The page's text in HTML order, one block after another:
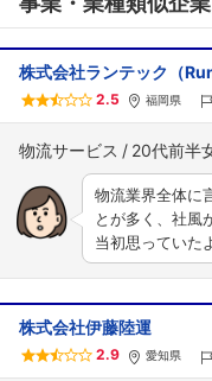
株式会社ランテック（
2.5 福岡県
物流サービス 20代前半
物流業界全体に
とが多く、社風
当初思っていた
株式会社伊藤陸運
2.9 愛知県